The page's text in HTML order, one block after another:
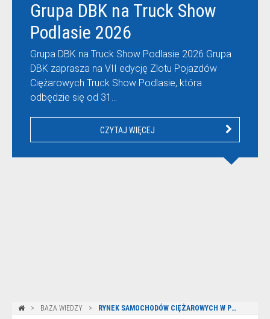
Grupa DBK na Truck Show
Podlasie 2026
Grupa DBK na Truck Show Podlasie 2026 Grupa
DBK zaprasza na VII edycję Zlotu Pojazdów
Ciężarowych Truck Show Podlasie, która
odbędzie się od 31…
CZYTAJ WIĘCEJ
BAZA WIEDZY RYNEK SAMOCHODÓW CIĘŻAROWYCH W POLSCE